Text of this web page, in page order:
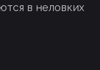
в неловких